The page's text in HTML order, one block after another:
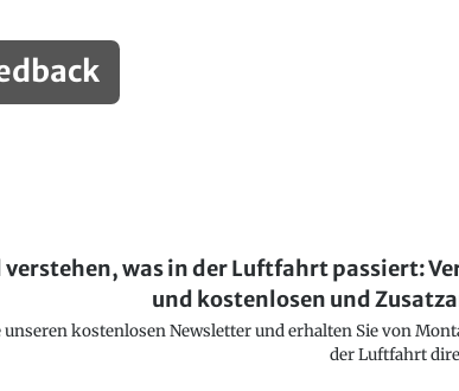
verstehen, was in der Luftfahrt passiert:
und kostenlosen und
unseren kostenlosen Newsletter und erhalten Sie von
der Luftfahrt